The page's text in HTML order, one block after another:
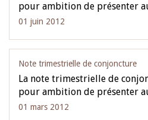
pour ambition de présenter
01 juin 2012
Note trimestrielle de conjoncture
La note trimestrielle de
pour ambition de présenter
01 mars 2012